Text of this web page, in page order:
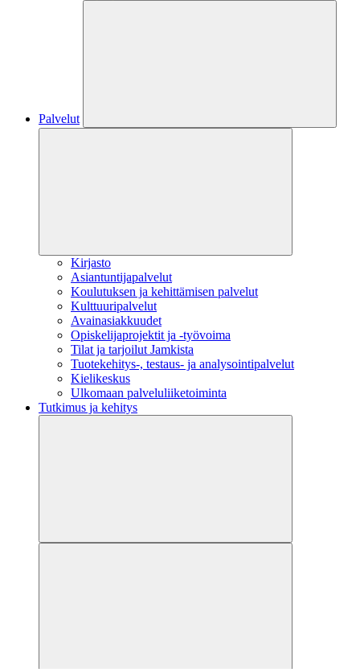
Palvelut
Kirjasto
Asiantuntijapalvelut
Koulutuksen ja kehittämisen palvelut
Kulttuuripalvelut
Avainasiakkuudet
Opiskelijaprojektit​ ja -työvoima
Tilat ja tarjoilut Jamkista
Tuotekehitys-, testaus- ja analysointipalvelut
Kielikeskus
Ulkomaan palveluliiketoiminta
Tutkimus ja kehitys